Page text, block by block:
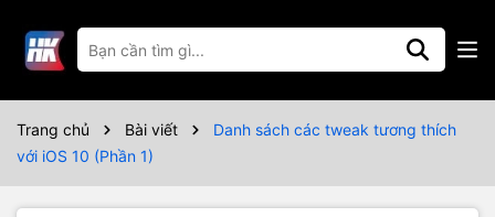
Trang chủ Bài viết
Danh sách các tweak tương thích
với iOS 10 (Phần 1)